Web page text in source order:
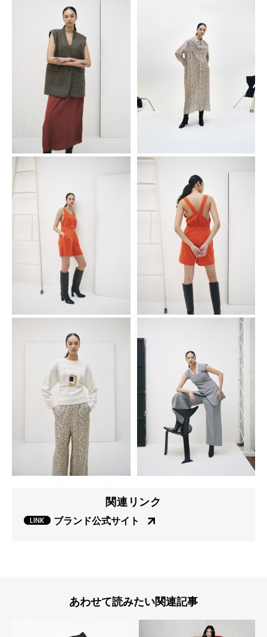
関連リンク
ブランド公式サイト
あわせて読みたい関連記事